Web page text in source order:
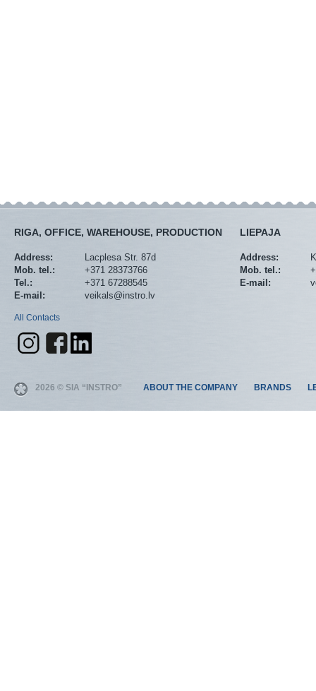
RIGA, OFFICE, WAREHOUSE, PRODUCTION
Address:
Lacplesa Str. 87d
Mob. tel.:
+371 28373766
Tel.:
+371 67288545
E-mail:
veikals@instro.lv
All Contacts
LIEPAJA
Address:
Mob. tel.:
E-mail:
2026 © SIA “INSTRO” ABOUT THE COMPANY BRANDS